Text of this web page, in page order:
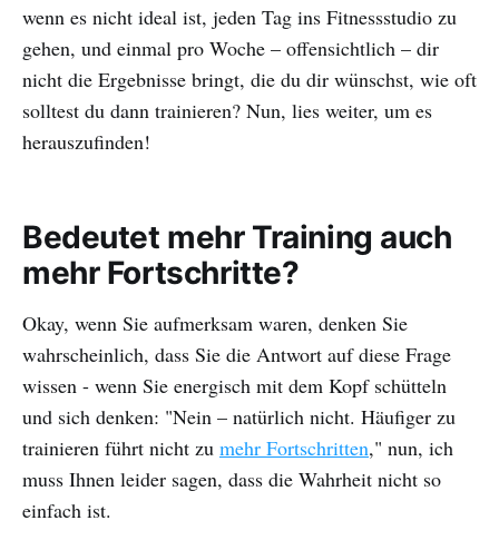
wenn es nicht ideal ist, jeden Tag ins Fitnessstudio zu
gehen, und einmal pro Woche – offensichtlich – dir
nicht die Ergebnisse bringt, die du dir wünschst, wie oft
solltest du dann trainieren? Nun, lies weiter, um es
herauszufinden!
Bedeutet mehr Training auch
mehr Fortschritte?
Okay, wenn Sie aufmerksam waren, denken Sie
wahrscheinlich, dass Sie die Antwort auf diese Frage
wissen - wenn Sie energisch mit dem Kopf schütteln
und sich denken: "Nein – natürlich nicht. Häufiger zu
trainieren führt nicht zu mehr Fortschritten," nun, ich
muss Ihnen leider sagen, dass die Wahrheit nicht so
einfach ist.